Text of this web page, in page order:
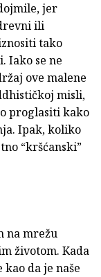
jer
ili
tako
Iako se ne
ove malene
misli,
proglasiti kako
Ipak, koliko
“kršćanski”
na mrežu
životom. Kada
kao da je naše